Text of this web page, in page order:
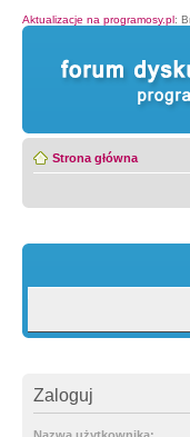
Aktualizacje na programosy.pl:
Strona główna
Zaloguj